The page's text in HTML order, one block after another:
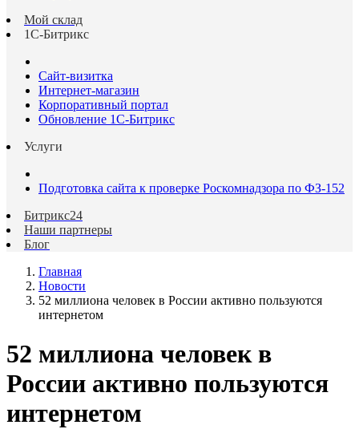
Мой склад
1С-Битрикс
Сайт-визитка
Интернет-магазин
Корпоративный портал
Обновление 1С-Битрикс
Услуги
Подготовка сайта к проверке Роскомнадзора по ФЗ-152
Битрикс24
Наши партнеры
Блог
Главная
Новости
52 миллиона человек в России активно пользуются
интернетом
52 миллиона человек в
России активно пользуются
интернетом